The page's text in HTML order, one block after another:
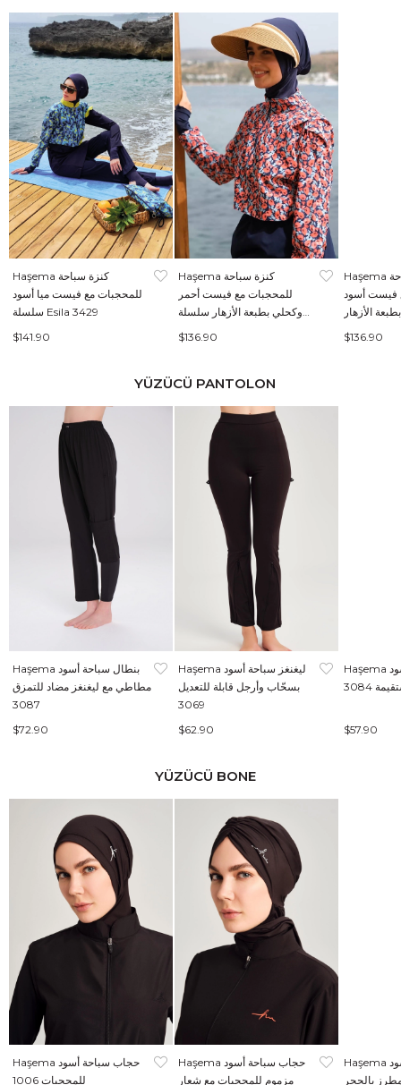
Haşema كنزة سباحة
للمحجبات مع فيست ميا أسود
سلسلة Esila 3429
$141.90
Haşema كنزة سباحة
للمحجبات مع فيست أحمر
وكحلي بطبعة الأزهار سلسلة
Esila 2934
$136.90
Haşema كنزة سباحة
فيست أسود
الأزهار
$136.90
YÜZÜCÜ PANTOLON
Haşema بنطال سباحة أسود
مطاطي مع ليغنغز مضاد للتمزق
3087
$72.90
Haşema ليغنغز سباحة أسود
بسحّاب وأرجل قابلة للتعديل
3069
$62.90
Haşema ليغنغز سباحة أسود
3084
$57.90
YÜZÜCÜ BONE
Haşema حجاب سباحة أسود
للمحجبات 1006
Haşema حجاب سباحة أسود
مزموم للمحجبات مع شعار
Haşema حجاب سباحة أسود
بالحجر